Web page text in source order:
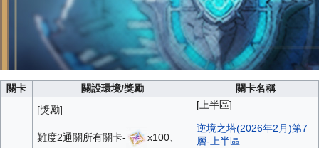
關卡 關設環境/獎勵 關卡名稱
[獎勵]
難度2通關所有關卡-
x100、
[上半區]
逆境之塔(2026年2月)第7
層-上半區